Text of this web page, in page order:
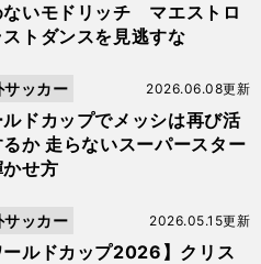
ないモドリッチ マエストロ
トダンスを見逃すな
ルドカップでメッシは再び活
るか 走らないスーパースター
せ方
2026.06.08更新
サッカー
ールドカップ2026】クリス
2026.05.15更新
サッカー